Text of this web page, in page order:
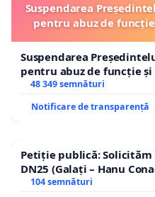
Suspendarea
pentru abuz de
Suspendarea
pentru abuz de funcție
48 349 semnături
Notificare de transparență
Petiție publică:
DN25 (Galați – Hanu
traseului în afara
104 semnături